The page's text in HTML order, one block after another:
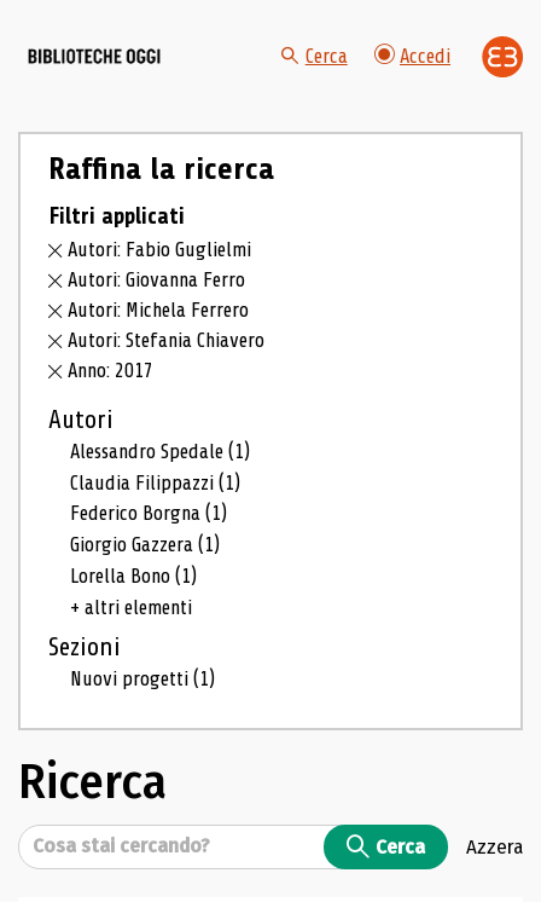
Cerca Accedi
Raffina la ricerca
Filtri applicati
Autori: Fabio Guglielmi
Autori: Giovanna Ferro
Autori: Michela Ferrero
Autori: Stefania Chiavero
Anno: 2017
Autori
Alessandro Spedale(1)
Claudia Filippazzi(1)
Federico Borgna(1)
Giorgio Gazzera(1)
Lorella Bono(1)
+ altri elementi
Sezioni
Nuovi progetti(1)
Ricerca
Cerca Cerca Azzera